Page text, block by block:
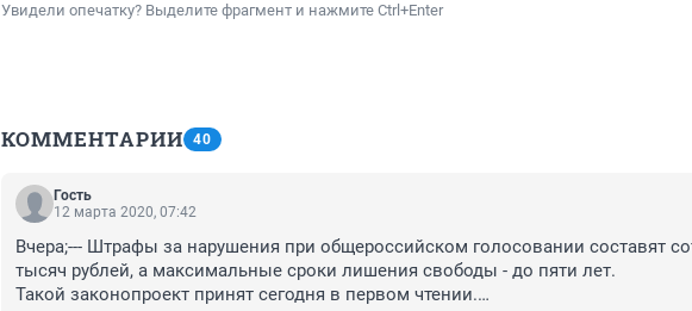
Увидели опечатку? Выделите фрагмент и нажмите Ctrl+Enter
КОММЕНТАРИИ 40
Гость
12 марта 2020, 07:42
Вчера;--- Штрафы за нарушения при общероссийском голосовании составят
тысяч рублей, а максимальные сроки лишения свободы - до пяти лет.
Такой законопроект принят сегодня в первом чтении.